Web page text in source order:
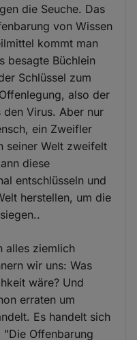
die Seuche. Das
von Wissen
kommt man
besagte Büchlein
Schlüssel zum
also der
Virus. Aber nur
ein Zweifler
seiner Welt zweifelt
diese
entschlüsseln und
herstellen, um die
alles ziemlich
wir uns: Was
wäre? Und
erraten um
Es handelt sich
"Die Offenbarung